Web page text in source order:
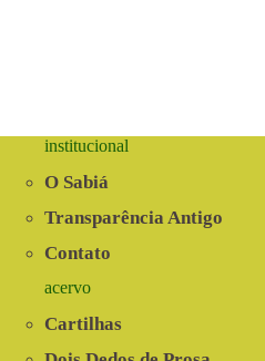
institucional
O Sabiá
Transparência Antigo
Contato
acervo
Cartilhas